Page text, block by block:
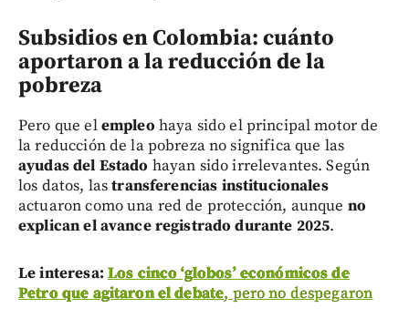
Subsidios en Colombia: cuánto
aportaron a la reducción de la
pobreza
Pero que elempleo haya sido el principal motor de
la reducción de la pobreza no significa que las
ayudas del Estado hayan sido irrelevantes. Según
los datos, lastransferencias institucionales
actuaron como una red de protección, aunque no
explican el avance registrado durante 2025.
Le interesa: Los cinco ‘globos’ económicos de
Petro que agitaron el debate, pero no despegaron